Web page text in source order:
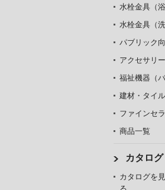
水栓金具（浴
水栓金具（洗
パブリック
アクセサリー
福祉機器（
建材・タイル
ファインセ
商品一覧
カタログ
カタログを